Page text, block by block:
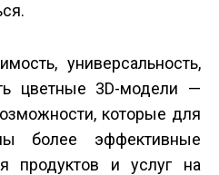
универсальность,
цветные 3D-модели —
которые для
более эффективные
продуктов и услуг на